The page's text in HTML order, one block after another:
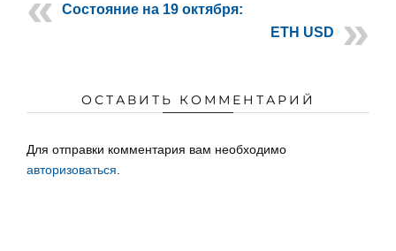
Состояние на 19 октября:
ETH USD
ОСТАВИТЬ КОММЕНТАРИЙ
Для отправки комментария вам необходимо
авторизоваться